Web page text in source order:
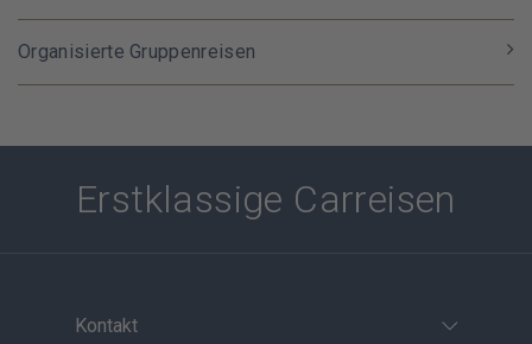
Organisierte Gruppenreisen
Erstklassige Carreisen
Kontakt